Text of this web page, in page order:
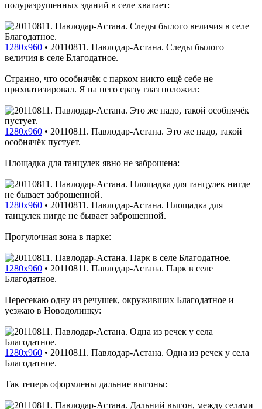
полуразрушенных зданий в селе хватает:
1280x960 • 20110811. Павлодар-Астана. Следы былого
величия в селе Благодатное.
Странно, что особнячёк с парком никто ещё себе не
прихватизировал. Я на него сразу глаз положил:
1280x960 • 20110811. Павлодар-Астана. Это же надо, такой
особнячёк пустует.
Площадка для танцулек явно не заброшена:
1280x960 • 20110811. Павлодар-Астана. Площадка для
танцулек нигде не бывает заброшенной.
Прогулочная зона в парке:
1280x960 • 20110811. Павлодар-Астана. Парк в селе
Благодатное.
Пересекаю одну из речушек, окруживших Благодатное и
уезжаю в Новодолинку:
1280x960 • 20110811. Павлодар-Астана. Одна из речек у села
Благодатное.
Так теперь оформлены дальние выгоны: